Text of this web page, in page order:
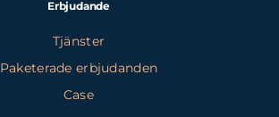
Erbjudande
Tjänster
Paketerade erbjudanden
Case